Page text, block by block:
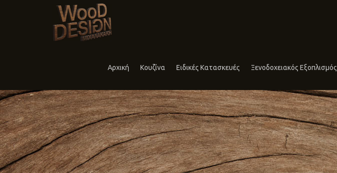
Αρχική Κουζίνα Ειδικές Κατασκευές Ξενοδοχειακός Εξοπλισμός